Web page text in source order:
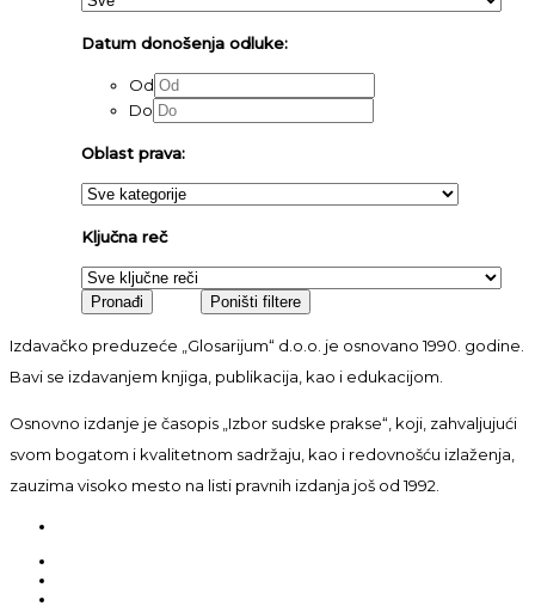
Datum donošenja odluke:
Od
Do
Oblast prava:
Ključna reč
Izdavačko preduzeće „Glosarijum“ d.o.o. je osnovano 1990. godine.
Bavi se izdavanjem knjiga, publikacija, kao i edukacijom.
Osnovno izdanje je časopis „Izbor sudske prakse“, koji, zahvaljujući
svom bogatom i kvalitetnom sadržaju, kao i redovnošću izlaženja,
zauzima visoko mesto na listi pravnih izdanja još od 1992.